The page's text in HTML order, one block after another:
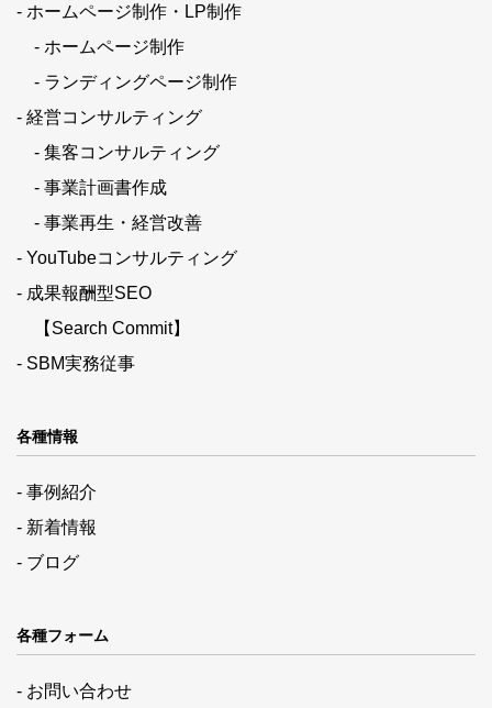
- ホームページ制作・LP制作
- ホームページ制作
- ランディングページ制作
- 経営コンサルティング
- 集客コンサルティング
- 事業計画書作成
- 事業再生・経営改善
- YouTubeコンサルティング
- 成果報酬型SEO
【Search Commit】
- SBM実務従事
各種情報
- 事例紹介
- 新着情報
- ブログ
各種フォーム
- お問い合わせ